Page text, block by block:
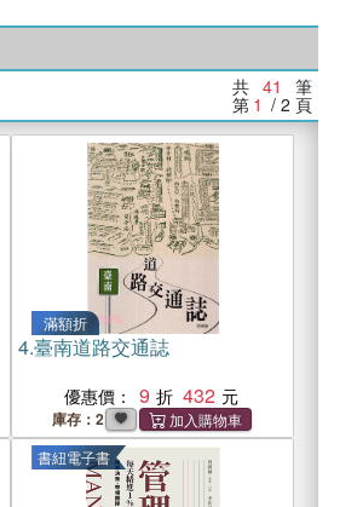
共 41 筆
第 1 / 2 頁
滿額折
4.臺南道路交通誌
優惠價： 9 432
庫存：2
書紐電子書